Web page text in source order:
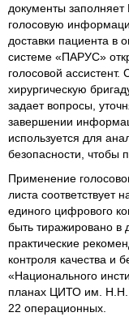
документы
голосовую
доставки пациента в
системе «ПАРУС»
голосовой
хирургическую
задает вопросы,
завершении
используется для
безопасности, чтобы
Применение
листа соответствует
единого цифрового
быть тиражировано в
практические
контроля качества и
«Национального
планах ЦИТО им. Н.Н.
22 операционных.